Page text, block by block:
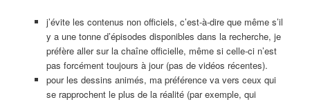
j’évite les contenus non officiels, c’est-à-dire que même s’il
y a une tonne d’épisodes disponibles dans la recherche, je
préfère aller sur la chaîne officielle, même si celle-ci n’est
pas forcément toujours à jour (pas de vidéos récentes).
pour les dessins animés, ma préférence va vers ceux qui
se rapprochent le plus de la réalité (par exemple, qui